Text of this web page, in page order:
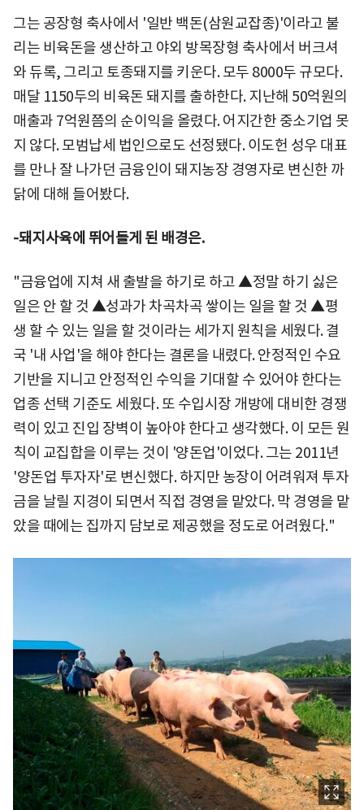
그는 공장형 축사에서 '일반 백돈(삼원교잡종)'이라고 불
리는 비육돈을 생산하고 야외 방목장형 축사에서 버크셔
와 듀록, 그리고 토종돼지를 키운다. 모두 8000두 규모다.
매달 1150두의 비육돈 돼지를 출하한다. 지난해 50억원의
매출과 7억원쯤의 순이익을 올렸다. 어지간한 중소기업 못
지 않다. 모범납세 법인으로도 선정됐다. 이도헌 성우 대표
를 만나 잘 나가던 금융인이 돼지농장 경영자로 변신한 까
닭에 대해 들어봤다.
-돼지사육에 뛰어들게 된 배경은.
"금융업에 지쳐 새 출발을 하기로 하고 ▲정말 하기 싫은
일은 안 할 것 ▲성과가 차곡차곡 쌓이는 일을 할 것 ▲평
생 할 수 있는 일을 할 것이라는 세가지 원칙을 세웠다. 결
국 '내 사업'을 해야 한다는 결론을 내렸다. 안정적인 수요
기반을 지니고 안정적인 수익을 기대할 수 있어야 한다는
업종 선택 기준도 세웠다. 또 수입시장 개방에 대비한 경쟁
력이 있고 진입 장벽이 높아야 한다고 생각했다. 이 모든 원
칙이 교집합을 이루는 것이 '양돈업'이었다. 그는 2011년
'양돈업 투자자'로 변신했다. 하지만 농장이 어려워져 투자
금을 날릴 지경이 되면서 직접 경영을 맡았다. 막 경영을 맡
았을 때에는 집까지 담보로 제공했을 정도로 어려웠다."